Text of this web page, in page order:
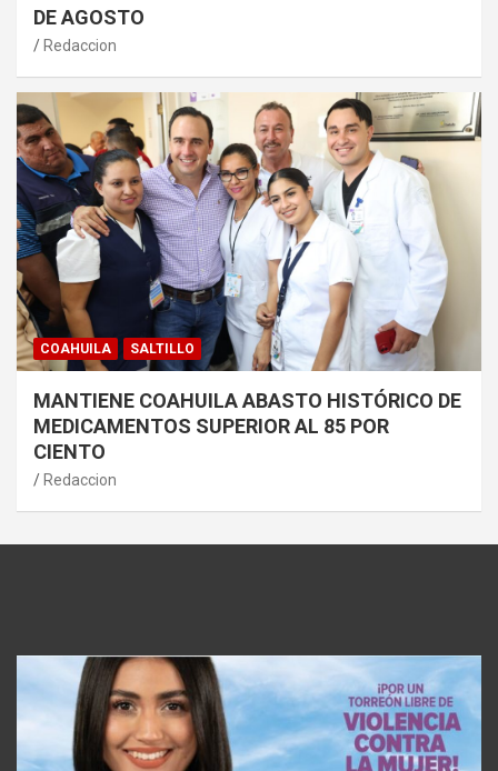
DE AGOSTO
Redaccion
COAHUILA SALTILLO
MANTIENE COAHUILA ABASTO HISTÓRICO DE
MEDICAMENTOS SUPERIOR AL 85 POR
CIENTO
Redaccion